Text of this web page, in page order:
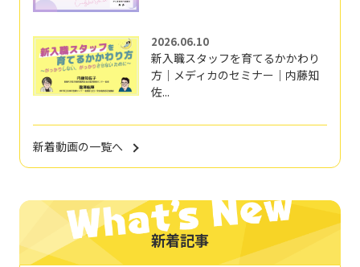
2026.06.10
新入職スタッフを育てるかかわり
方｜メディカのセミナー｜内藤知
佐...
新着動画の一覧へ
新着記事